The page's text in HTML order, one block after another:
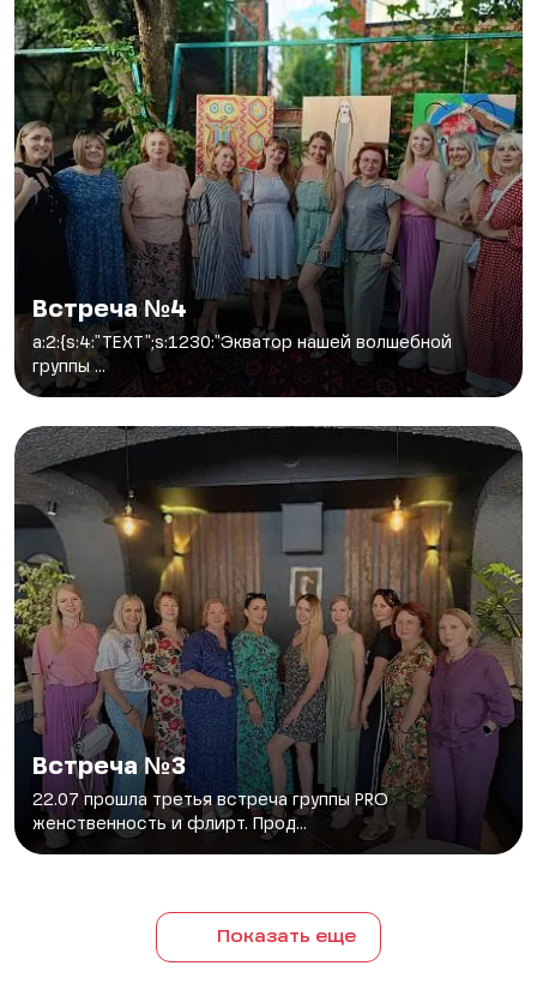
Встреча №4
a:2:{s:4:"TEXT";s:1230:"Экватор нашей волшебной
группы ...
Встреча №3
22.07 прошла третья встреча группы PRO
женственность и флирт. Прод...
Показать еще